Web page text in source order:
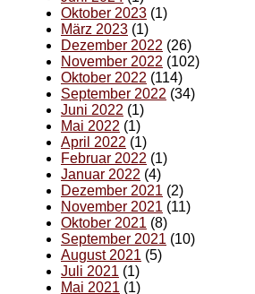
Oktober 2023 (1)
März 2023 (1)
Dezember 2022 (26)
November 2022 (102)
Oktober 2022 (114)
September 2022 (34)
Juni 2022 (1)
Mai 2022 (1)
April 2022 (1)
Februar 2022 (1)
Januar 2022 (4)
Dezember 2021 (2)
November 2021 (11)
Oktober 2021 (8)
September 2021 (10)
August 2021 (5)
Juli 2021 (1)
Mai 2021 (1)